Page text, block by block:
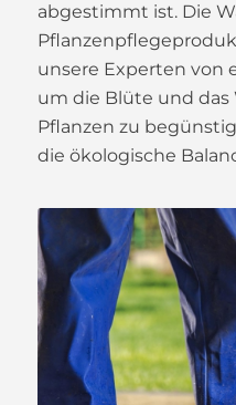
abgestimmt ist. Die
unsere Experten von
um die Blüte und
Pflanzen zu
die ökologische